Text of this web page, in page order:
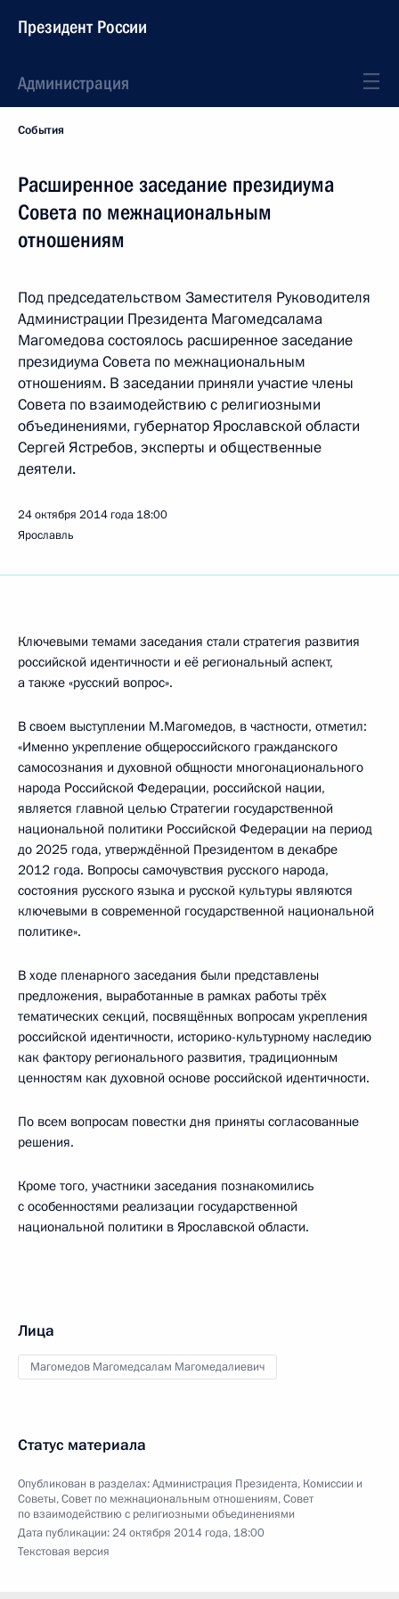
Президент России
Администрация
События
Расширенное заседание президиума
Совета по межнациональным
отношениям
Под председательством Заместителя Руководителя
Администрации Президента Магомедсалама
Магомедова состоялось расширенное заседание
президиума Совета по межнациональным
отношениям. В заседании приняли участие члены
Совета по взаимодействию с религиозными
объединениями, губернатор Ярославской области
Сергей Ястребов, эксперты и общественные
деятели.
24 октября 2014 года 18:00
Ярославль
Ключевыми темами заседания стали стратегия развития
российской идентичности и её региональный аспект,
а также «русский вопрос».
В своем выступлении М.Магомедов, в частности, отметил:
«Именно укрепление общероссийского гражданского
самосознания и духовной общности многонационального
народа Российской Федерации, российской нации,
является главной целью Стратегии государственной
национальной политики Российской Федерации на период
до 2025 года, утверждённой Президентом в декабре
2012 года. Вопросы самочувствия русского народа,
состояния русского языка и русской культуры являются
ключевыми в современной государственной национальной
политике».
В ходе пленарного заседания были представлены
предложения, выработанные в рамках работы трёх
тематических секций, посвящённых вопросам укрепления
российской идентичности, историко-культурному наследию
как фактору регионального развития, традиционным
ценностям как духовной основе российской идентичности.
По всем вопросам повестки дня приняты согласованные
решения.
Кроме того, участники заседания познакомились
с особенностями реализации государственной
национальной политики в Ярославской области.
Лица
Магомедов Магомедсалам Магомедалиевич
Статус материала
Опубликован в разделах:Администрация Президента, Комиссии и
Советы,Совет по межнациональным отношениям,Совет
по взаимодействию с религиозными объединениями
Дата публикации:24 октября 2014 года, 18:00
Текстовая версия